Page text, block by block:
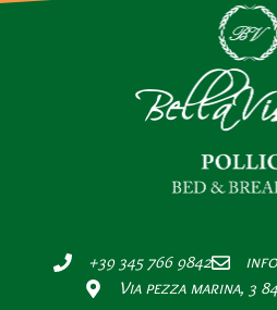
+39 345 766 9842
Via pezza marina, 3